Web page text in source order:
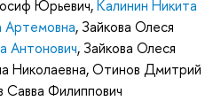
Юрьевич,Калинин Никита
Артемовна, Зайкова Олеся
Антонович, Зайкова Олеся
Николаевна,Отинов Дмитрий
Савва Филиппович